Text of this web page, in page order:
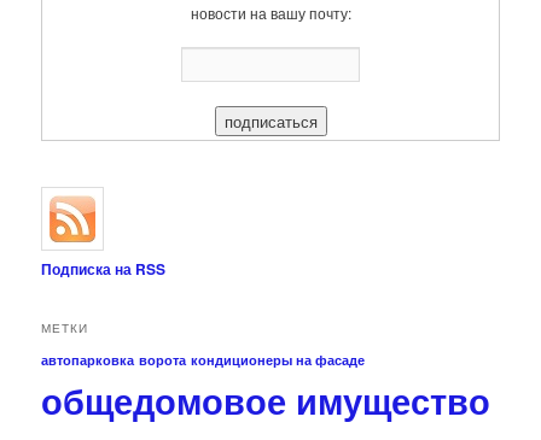
новости на вашу почту:
Подписка на RSS
МЕТКИ
автопарковка ворота кондиционеры на фасаде
общедомовое имущество